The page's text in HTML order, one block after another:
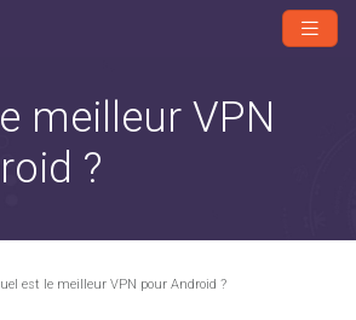
meilleur VPN
?
est le meilleur VPN pour Android ?